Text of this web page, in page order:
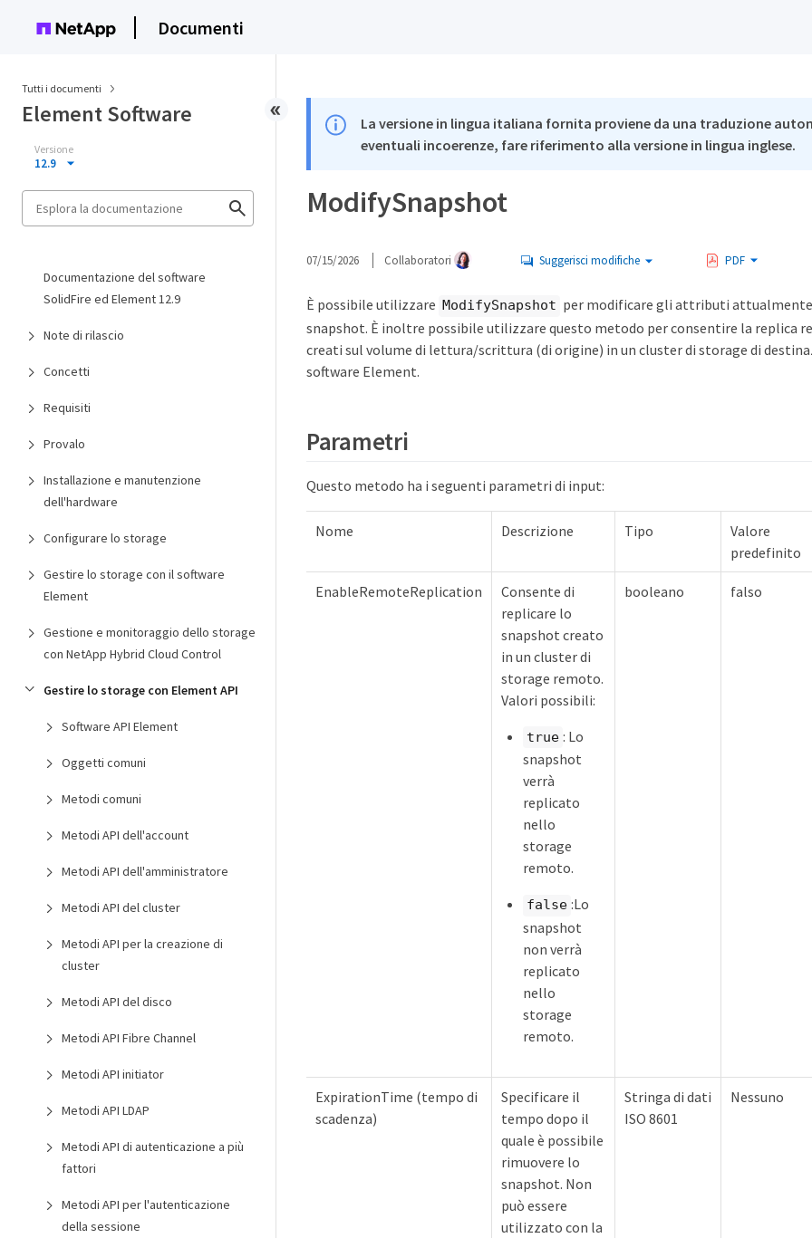
Documenti
Tutti i documenti
Element Software
Versione
12.9
Documentazione del software
SolidFire ed Element 12.9
Note di rilascio
Concetti
Requisiti
Provalo
Installazione e manutenzione
dell'hardware
Configurare lo storage
Gestire lo storage con il software
Element
Gestione e monitoraggio dello storage
con NetApp Hybrid Cloud Control
Gestire lo storage con Element API
Software API Element
Oggetti comuni
Metodi comuni
Metodi API dell'account
Metodi API dell'amministratore
Metodi API del cluster
Metodi API per la creazione di
cluster
Metodi API del disco
Metodi API Fibre Channel
Metodi API initiator
Metodi API LDAP
Metodi API di autenticazione a più
fattori
Metodi API per l'autenticazione
della sessione
La versione in lingua italiana fornita proviene da una traduzione
eventuali incoerenze, fare riferimento alla versione in lingua inglese.
ModifySnapshot
07/15/2026 Collaboratori Suggerisci modifiche PDF
È possibile utilizzare ModifySnapshot per modificare gli attributi attualmente
snapshot. È inoltre possibile utilizzare questo metodo per consentire la replica
creati sul volume di lettura/scrittura (di origine) in un cluster di storage di
software Element.
Parametri
Questo metodo ha i seguenti parametri di input:
Nome Descrizione Tipo
Valore
predefinito
EnableRemoteReplication
Consente di
replicare lo
snapshot creato
in un cluster di
storage remoto.
Valori possibili:
true : Lo
snapshot
verrà
replicato
nello
storage
remoto.
false :Lo
snapshot
non verrà
replicato
nello
storage
remoto.
booleano falso
ExpirationTime (tempo di
scadenza)
Specificare il
tempo dopo il
quale è possibile
rimuovere lo
snapshot. Non
può essere
utilizzato con la
Stringa di dati
ISO 8601
Nessuno